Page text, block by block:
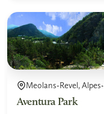
Meolans-Revel,
Aventura Park